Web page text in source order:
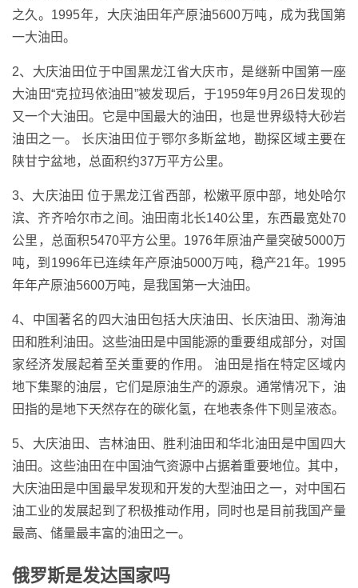
之久。1995年，大庆油田年产原油5600万吨，成为我国第
一大油田。
2、大庆油田位于中国黑龙江省大庆市，是继新中国第一座
大油田“克拉玛依油田”被发现后，于1959年9月26日发现的
又一个大油田。它是中国最大的油田，也是世界级特大砂岩
油田之一。 长庆油田位于鄂尔多斯盆地，勘探区域主要在
陕甘宁盆地，总面积约37万平方公里。
3、大庆油田 位于黑龙江省西部，松嫩平原中部，地处哈尔
滨、齐齐哈尔市之间。油田南北长140公里，东西最宽处70
公里，总面积5470平方公里。1976年原油产量突破5000万
吨，到1996年已连续年产原油5000万吨，稳产21年。1995
年年产原油5600万吨，是我国第一大油田。
4、中国著名的四大油田包括大庆油田、长庆油田、渤海油
田和胜利油田。这些油田是中国能源的重要组成部分，对国
家经济发展起着至关重要的作用。 油田是指在特定区域内
地下集聚的油层，它们是原油生产的源泉。通常情况下，油
田指的是地下天然存在的碳化氢，在地表条件下则呈液态。
5、大庆油田、吉林油田、胜利油田和华北油田是中国四大
油田。这些油田在中国油气资源中占据着重要地位。其中，
大庆油田是中国最早发现和开发的大型油田之一，对中国石
油工业的发展起到了积极推动作用，同时也是目前我国产量
最高、储量最丰富的油田之一。
俄罗斯是发达国家吗